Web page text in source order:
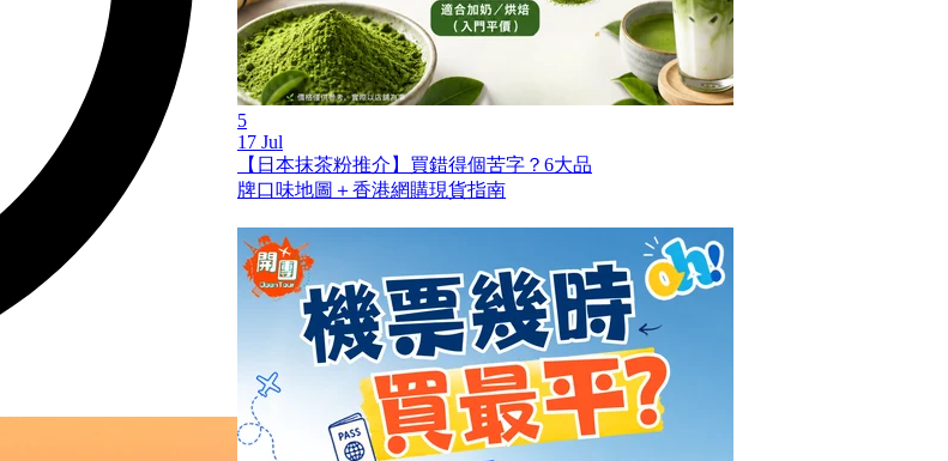
5
17 Jul
【日本抹茶粉推介】買錯得個苦字？6大品
牌口味地圖＋香港網購現貨指南